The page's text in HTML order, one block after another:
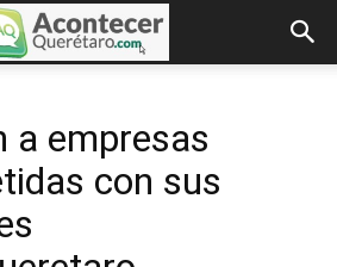
a empresas
con sus